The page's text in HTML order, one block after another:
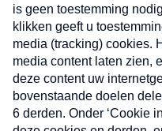
Nieuwsbrief